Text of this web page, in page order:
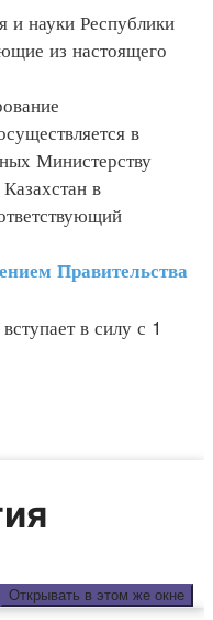
науки Республики
из настоящего
в
Министерству
в
Правительства
в силу с 1
Открывать в этом же окне